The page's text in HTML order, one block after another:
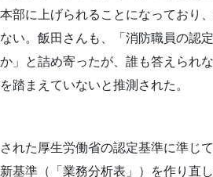
部に上げられることになっており
い。飯田さんも、「消防職員の認
」と詰め寄ったが、誰も答えられ
踏まえていないと推測された。
れた厚生労働省の認定基準に準じ
基準（「業務分析表」）を作り直